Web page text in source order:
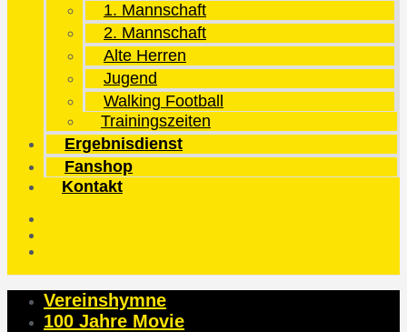
1. Mannschaft
2. Mannschaft
Alte Herren
Jugend
Walking Football
Trainingszeiten
Ergebnisdienst
Fanshop
Kontakt
Vereinshymne
100 Jahre Movie